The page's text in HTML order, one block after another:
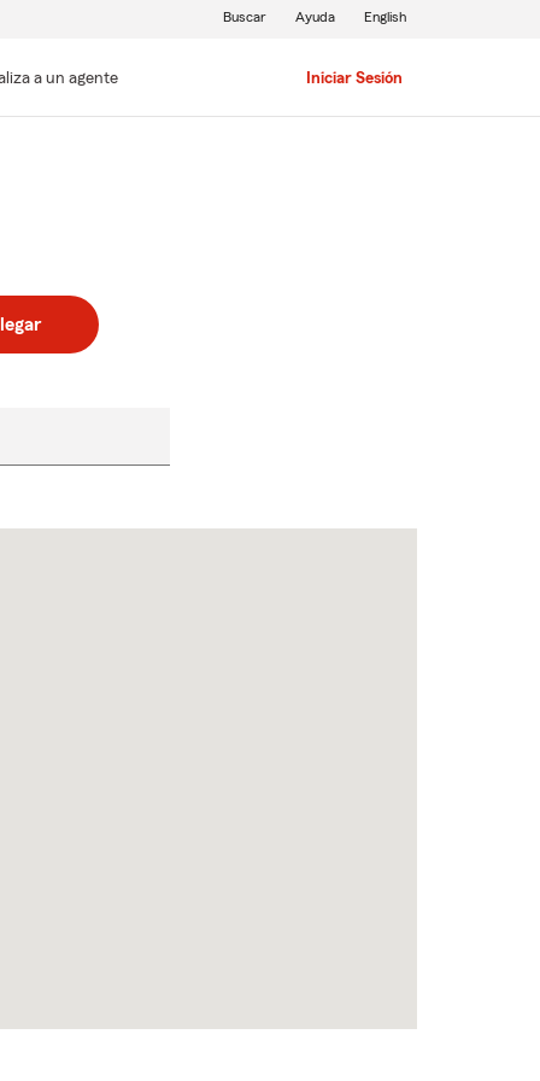
a un agente Iniciar Sesión
Buscar Ayuda English